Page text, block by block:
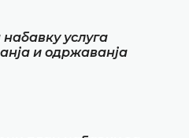
– септембар
набавку услуга
и одржаванја